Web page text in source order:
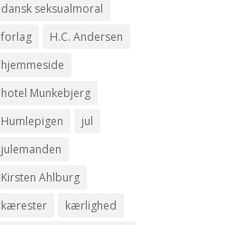
dansk seksualmoral
forlag
H.C. Andersen
hjemmeside
hotel Munkebjerg
Humlepigen
jul
julemanden
Kirsten Ahlburg
kærester
kærlighed